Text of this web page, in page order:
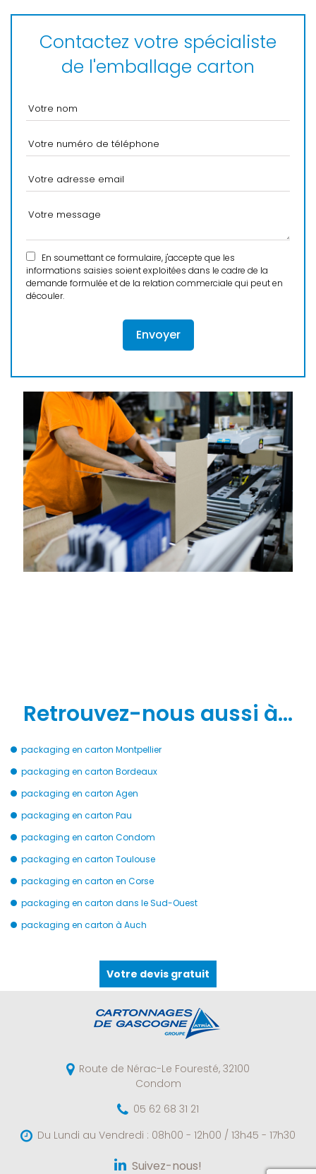
Contactez votre spécialiste
de l'emballage carton
En soumettant ce formulaire, j'accepte que les
informations saisies soient exploitées dans le cadre de la
demande formulée et de la relation commerciale qui peut en
découler.
Retrouvez-nous aussi à…
packaging en carton Montpellier
packaging en carton Bordeaux
packaging en carton Agen
packaging en carton Pau
packaging en carton Condom
packaging en carton Toulouse
packaging en carton en Corse
packaging en carton dans le Sud-Ouest
packaging en carton à Auch
Votre devis gratuit
Route de Nérac-Le Fouresté, 32100
Condom
05 62 68 31 21
Du Lundi au Vendredi : 08h00 - 12h00 / 13h45 - 17h30
Suivez-nous!